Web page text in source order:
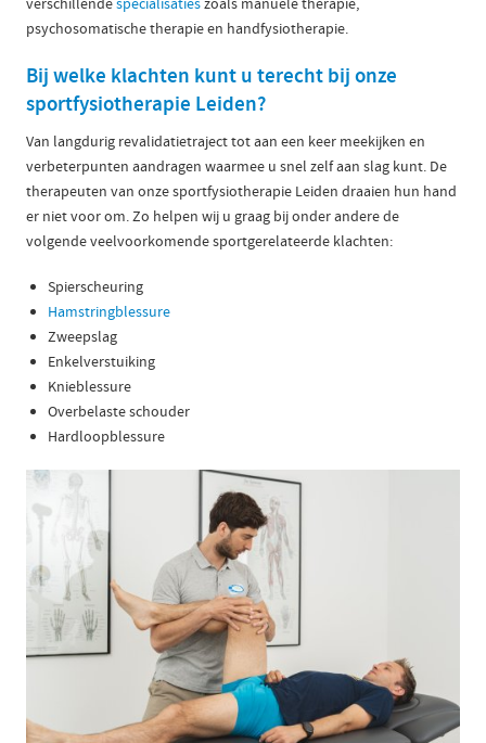
psychosomatische therapie en handfysiotherapie.
Bij welke klachten kunt u terecht bij onze
sportfysiotherapie Leiden?
Van langdurig revalidatietraject tot aan een keer meekijken en
verbeterpunten aandragen waarmee u snel zelf aan slag kunt. De
therapeuten van onze sportfysiotherapie Leiden draaien hun hand
er niet voor om. Zo helpen wij u graag bij onder andere de
volgende veelvoorkomende sportgerelateerde klachten:
Spierscheuring
Hamstringblessure
Zweepslag
Enkelverstuiking
Knieblessure
Overbelaste schouder
Hardloopblessure